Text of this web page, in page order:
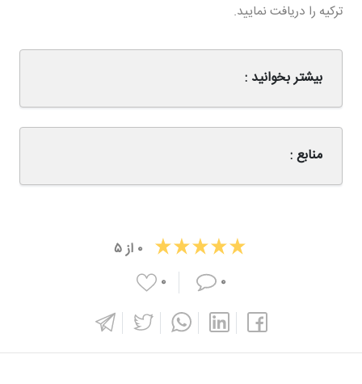
ترکیه را دریافت نمایید.
بیشتر بخوانید :
منابع :
۰ از۵
۰
۰